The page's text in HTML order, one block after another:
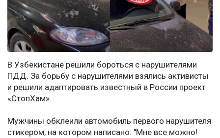
В Узбекистане решили бороться с нарушителями
ПДД. За борьбу с нарушителями взялись активисты
и решили адаптировать известный в России проект
«СтопХам».
Мужчины обклеили автомобиль первого нарушителя
стикером, на котором написано: "Мне все можно!